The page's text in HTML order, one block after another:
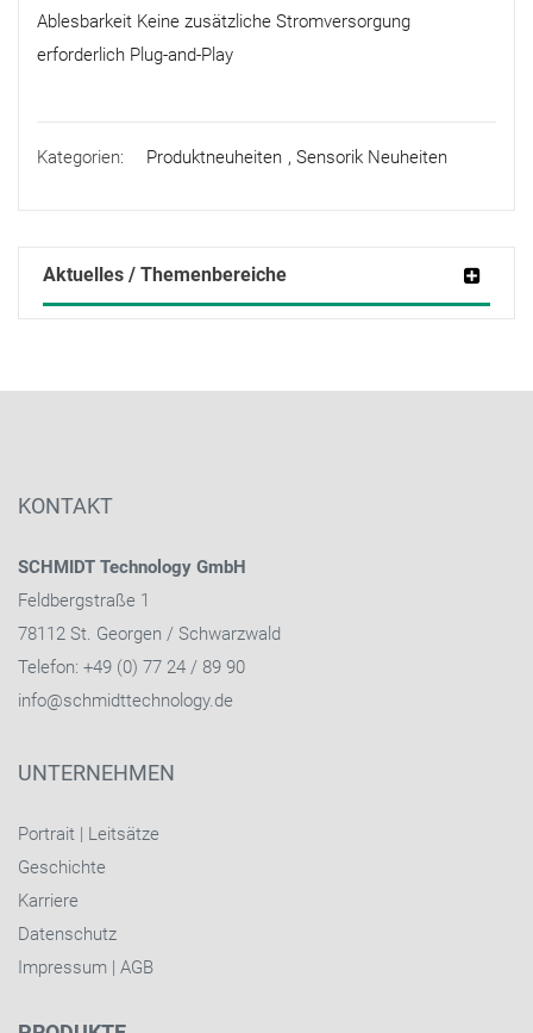
Ablesbarkeit Keine zusätzliche Stromversorgung
erforderlich Plug-and-Play
Kategorien: Produktneuheiten , Sensorik Neuheiten
Aktuelles / Themenbereiche
KONTAKT
SCHMIDT Technology GmbH
Feldbergstraße 1
78112 St. Georgen / Schwarzwald
Telefon: +49 (0) 77 24 / 89 90
info@schmidttechnology.de
UNTERNEHMEN
Portrait | Leitsätze
Geschichte
Karriere
Datenschutz
Impressum | AGB